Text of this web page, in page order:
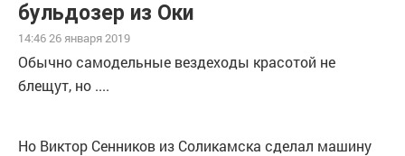
бульдозер из Оки
14:46 26 января 2019
Обычно самодельные вездеходы красотой не
блещут, но ....
Но Виктор Сенников из Соликамска сделал машину